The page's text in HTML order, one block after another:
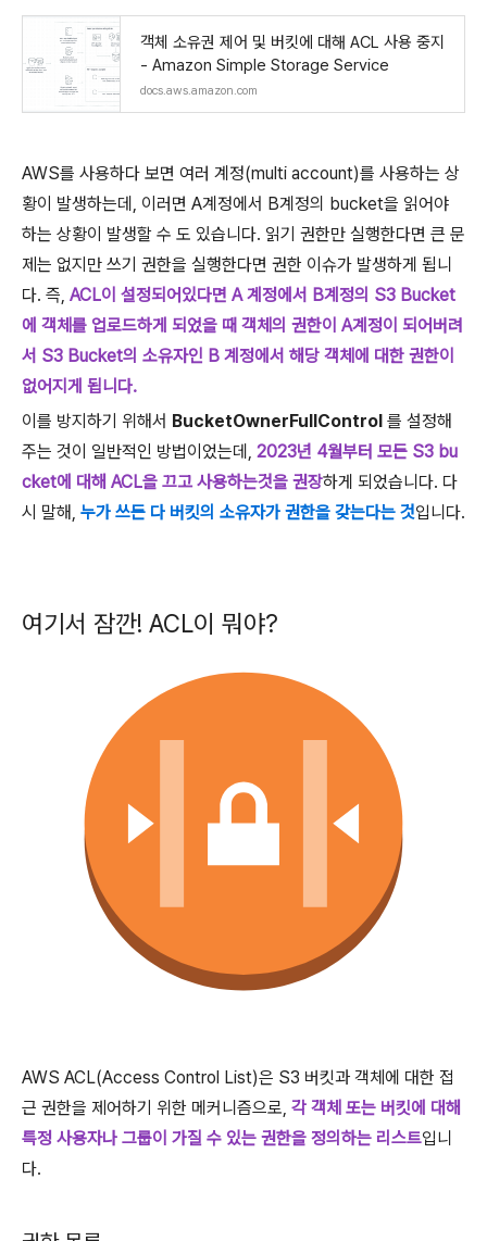
객체 소유권 제어 및 버킷에 대해 ACL 사용 중지
- Amazon Simple Storage Service
docs.aws.amazon.com
AWS를 사용하다 보면 여러 계정(multi account)를 사용하는 상
황이 발생하는데, 이러면 A계정에서 B계정의 bucket을 읽어야
하는 상황이 발생할 수 도 있습니다. 읽기 권한만 실행한다면 큰 문
제는 없지만 쓰기 권한을 실행한다면 권한 이슈가 발생하게 됩니
다. 즉, ACL이 설정되어있다면 A 계정에서 B계정의 S3 Bucket
에 객체를 업로드하게 되었을 때 객체의 권한이 A계정이 되어버려
서 S3 Bucket의 소유자인 B 계정에서 해당 객체에 대한 권한이
없어지게 됩니다.
이를 방지하기 위해서 BucketOwnerFullControl 를 설정해
주는 것이 일반적인 방법이었는데, 2023년 4월부터 모든 S3 bu
cket에 대해 ACL을 끄고 사용하는것을 권장하게 되었습니다. 다
시 말해, 누가 쓰든 다 버킷의 소유자가 권한을 갖는다는 것입니다.
여기서 잠깐! ACL이 뭐야?
AWS ACL(Access Control List)은 S3 버킷과 객체에 대한 접
근 권한을 제어하기 위한 메커니즘으로, 각 객체 또는 버킷에 대해
특정 사용자나 그룹이 가질 수 있는 권한을 정의하는 리스트입니
다.